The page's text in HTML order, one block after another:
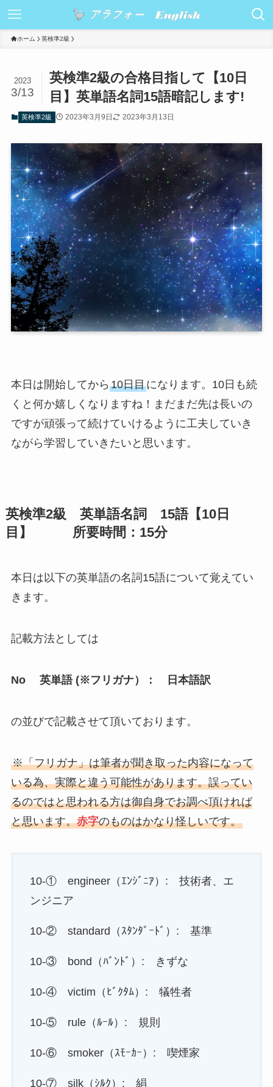
ホーム 英検準2級
英検準2級の合格目指して【10日
目】英単語名詞15語暗記します!
2023
3/13
英検準2級 2023年3月9日 2023年3月13日
本日は開始してから 10日目になります。10日も続
くと何か嬉しくなりますね！まだまだ先は長いの
ですが頑張って続けていけるように工夫していき
ながら学習していきたいと思います。
英検準2級 英単語名詞 15語【10日
目】 所要時間：15分
本日は以下の英単語の名詞15語について覚えてい
きます。
記載方法としては
No 英単語 (※フリガナ）： 日本語訳
の並びで記載させて頂いております。
※「フリガナ」は筆者が聞き取った内容になって
いる為、実際と違う可能性があります。誤ってい
るのではと思われる方は御自身でお調べ頂ければ
と思います。赤字のものはかなり怪しいです。
10-① engineer（ｴﾝｼﾞﾆｱ）: 技術者、エ
ンジニア
10-② standard（ｽﾀﾝﾀﾞｰﾄﾞ）: 基準
10-③ bond（ﾊﾞﾝﾄﾞ）: きずな
10-④ victim（ﾋﾞｸﾀﾑ）: 犠牲者
10-⑤ rule（ﾙｰﾙ）: 規則
10-⑥ smoker（ｽﾓｰｶｰ）: 喫煙家
10-⑦ silk（ｼﾙｸ）: 絹